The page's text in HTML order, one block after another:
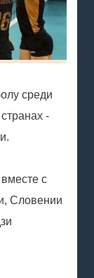
среди
-
с
Словении